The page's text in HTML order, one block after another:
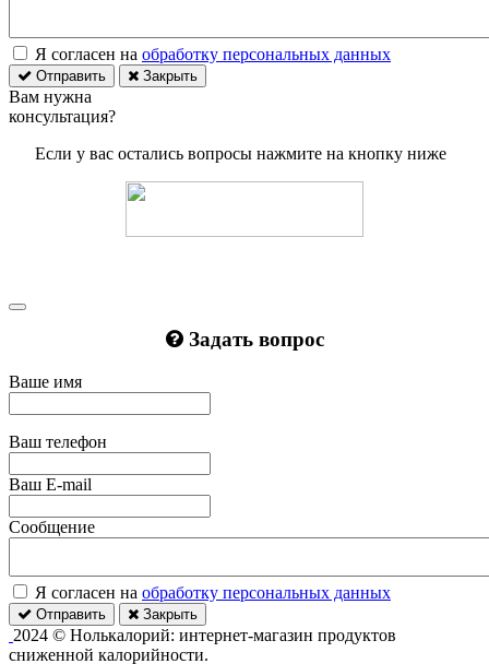
Я согласен на обработку персональных данных
Отправить Закрыть
Вам нужна
консультация?
Если у вас остались вопросы нажмите на кнопку ниже
Задать вопрос
Ваше имя
Ваш телефон
Ваш E-mail
Сообщение
Я согласен на обработку персональных данных
Отправить Закрыть
2024 © Нолькалорий: интернет-магазин продуктов
сниженной калорийности.